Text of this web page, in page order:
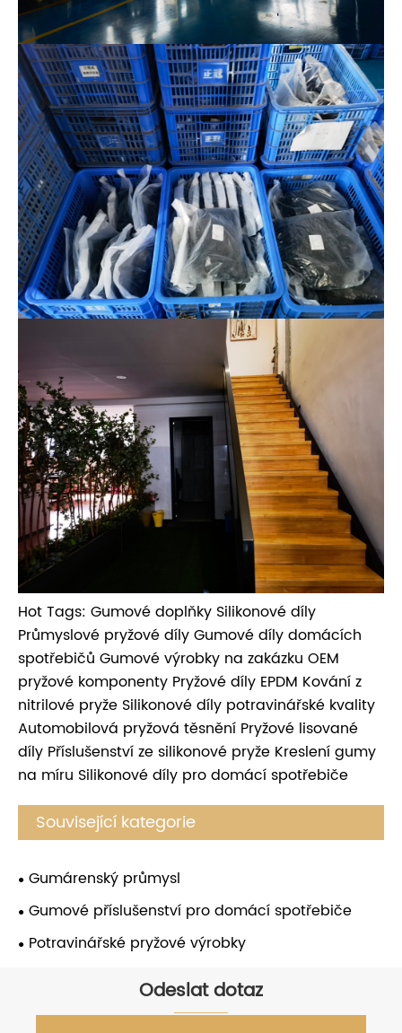
Hot Tags: Gumové doplňky Silikonové díly
Průmyslové pryžové díly Gumové díly domácích
spotřebičů Gumové výrobky na zakázku OEM
pryžové komponenty Pryžové díly EPDM Kování z
nitrilové pryže Silikonové díly potravinářské kvality
Automobilová pryžová těsnění Pryžové lisované
díly Příslušenství ze silikonové pryže Kreslení gumy
na míru Silikonové díly pro domácí spotřebiče
Související kategorie
Gumárenský průmysl
Gumové příslušenství pro domácí spotřebiče
Potravinářské pryžové výrobky
Odeslat dotaz